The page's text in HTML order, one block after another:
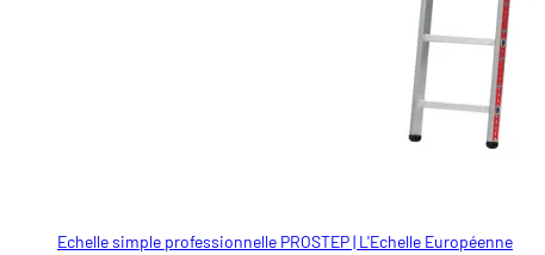
Echelle simple professionnelle PROSTEP | L'Echelle Européenne
Echelle simple professionnelle PROSTEP | L'Echelle Européenne
échelons striés 4 faces
stabilisateur à partir de 12 échelons
Echelle simple professionnelle PROSTEP | L'Echelle Européenne
Echelle simple professionnelle PROSTEP | L'Echelle Européenne